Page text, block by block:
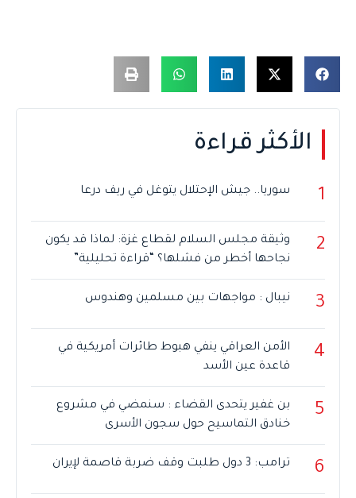
الأكثر قراءة
1 سوريا.. جيش الإحتلال يتوغل في ريف درعا
2
وثيقة مجلس السلام لقطاع غزة: لماذا قد يكون
نجاحها أخطر من فشلها؟ “قراءة تحليلية”
3 نيبال : مواجهات بين مسلمين وهندوس
4
الأمن العراقي ينفي هبوط طائرات أمريكية في
قاعدة عين الأسد
5
بن غفير يتحدى القضاء : سنمضي في مشروع
خنادق التماسيح حول سجون الأسرى
6 ترامب: 3 دول طلبت وقف ضربة قاصمة لإيران